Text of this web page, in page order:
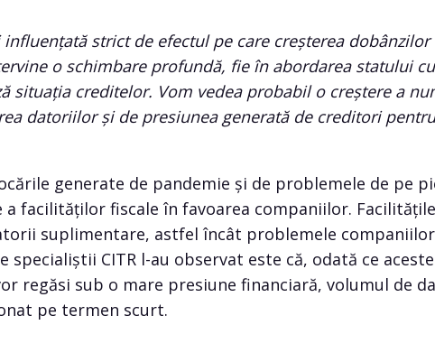
strict de efectul pe care creșterea
o schimbare profundă, fie în abordarea statului
situația creditelor. Vom vedea probabil o creștere a
datoriilor și de presiunea generată de creditori
generate de pandemie și de problemele de pe
facilităților fiscale în favoarea companiilor.
suplimentare, astfel încât problemele
CITR l-au observat este că, odată ce
regăsi sub o mare presiune financiară, volumul de
pe termen scurt.